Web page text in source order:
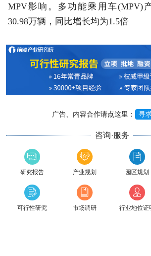
MPV影响。多功能乘用车(MPV)
30.98万辆，同比增长均为1.5倍
广告、内容合作请点这里： 寻
咨询·服务
研究报告 产业规划 园区规划
可行性研究 市场调研 行业地位证